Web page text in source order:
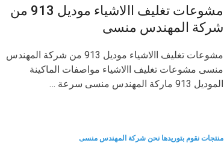
مشوعات تغليف االاشياء موديل 913 من
شركة المهندس منسى
مشوعات تغليف االاشياء موديل 913 من شركة المهندس
منسى مشوعات تغليف االاشياء مواصفات الماكينة
الموديل 913 ماركة المهندس منسى سرعة …
منتجات نقوم بتوريدها نحن شركة المهندس منسى